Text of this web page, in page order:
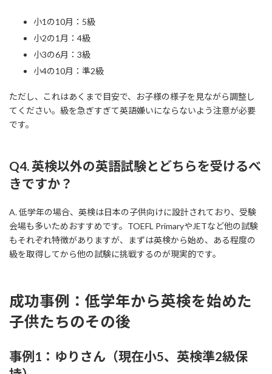
小1の10月：5級
小2の1月：4級
小3の6月：3級
小4の10月：準2級
ただし、これはあくまで目安で、お子様の様子を見ながら調整し
てください。級を急ぎすぎて英語嫌いにならないよう注意が必要
です。
Q4. 英検以外の英語試験とどちらを受けるべ
きですか？
A. 低学年の場合、英検は日本の子供向けに設計されており、受験
会場も多いためおすすめです。TOEFL PrimaryやJETなど他の試験
もそれぞれ特徴がありますが、まずは英検から始め、ある程度の
級を取得してから他の試験に挑戦するのが現実的です。
成功事例：低学年から英検を始めた
子供たちのその後
事例1：ゆりさん（現在小5、英検準2級保